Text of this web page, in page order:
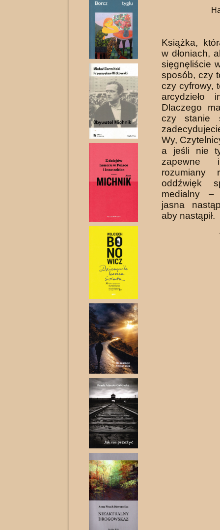
Książka,
w dłoniach,
sięgnęliście
sposób, czy
czy cyfrowy,
arcydzieło
Dlaczego
czy stanie
Wy,
a jeśli nie
zapewne
rozumiany
oddźwięk
medialny
jasna
aby nastąpił.